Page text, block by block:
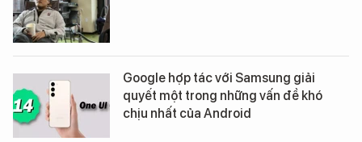
Google hợp tác với Samsung giải
quyết một trong những vấn đề khó
chịu nhất của Android